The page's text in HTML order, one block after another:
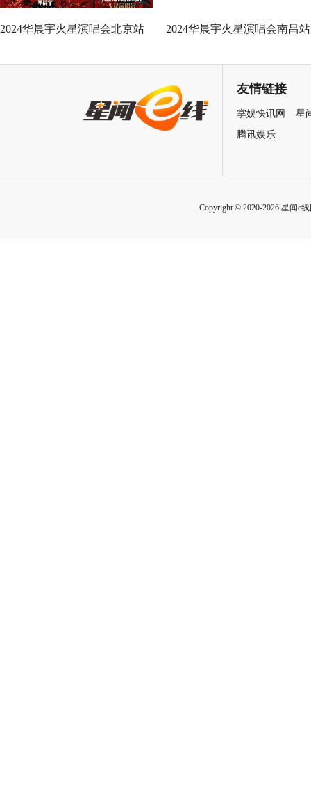
2024华晨宇火星演唱会北京站 2024华晨宇火星演唱会南昌站
国风音乐盛宴 友情链接
掌娱快讯网
星
腾讯娱乐
Copyright © 2020-2026 星闻e